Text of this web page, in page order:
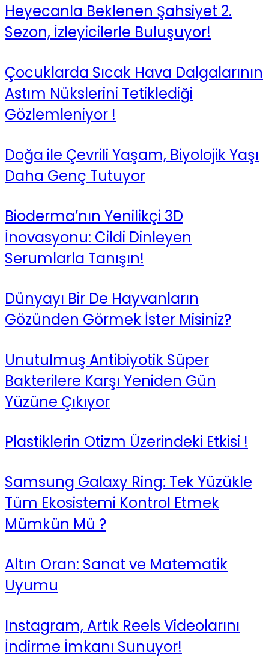
Heyecanla Beklenen Şahsiyet 2.
Sezon, İzleyicilerle Buluşuyor!
Çocuklarda Sıcak Hava Dalgalarının
Astım Nükslerini Tetiklediği
Gözlemleniyor !
Doğa ile Çevrili Yaşam, Biyolojik Yaşı
Daha Genç Tutuyor
Bioderma’nın Yenilikçi 3D
İnovasyonu: Cildi Dinleyen
Serumlarla Tanışın!
Dünyayı Bir De Hayvanların
Gözünden Görmek İster Misiniz?
Unutulmuş Antibiyotik Süper
Bakterilere Karşı Yeniden Gün
Yüzüne Çıkıyor
Plastiklerin Otizm Üzerindeki Etkisi !
Samsung Galaxy Ring: Tek Yüzükle
Tüm Ekosistemi Kontrol Etmek
Mümkün Mü ?
Altın Oran: Sanat ve Matematik
Uyumu
Instagram, Artık Reels Videolarını
İndirme İmkanı Sunuyor!